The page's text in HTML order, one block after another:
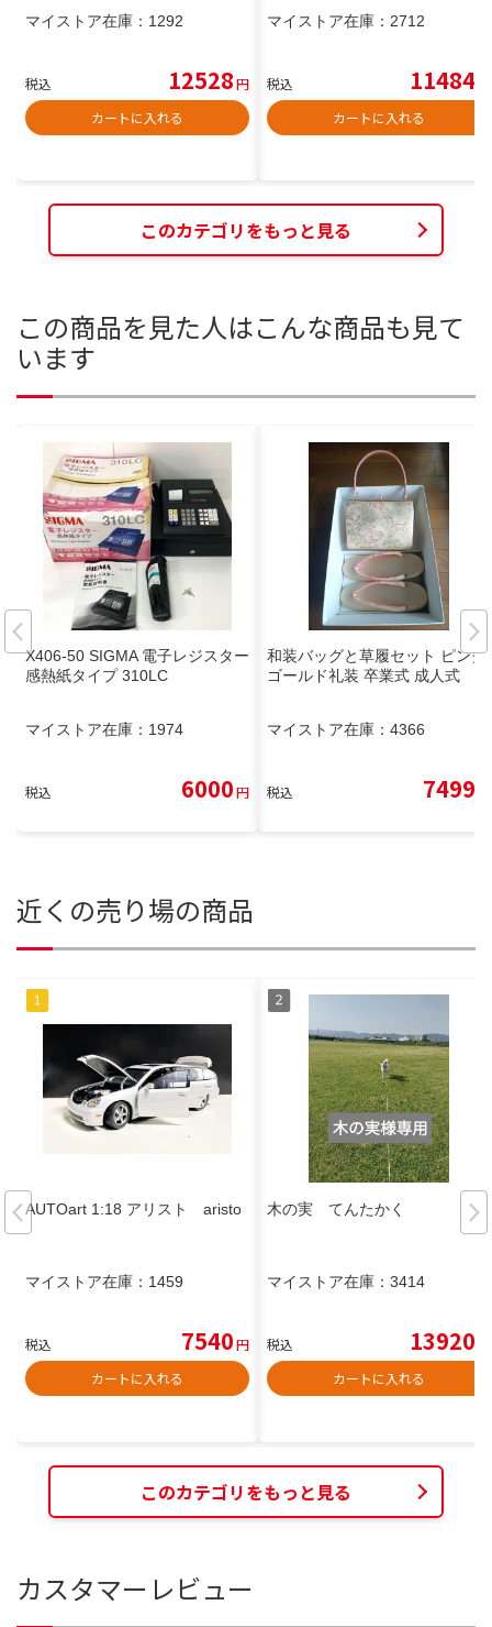
マイストア在庫： 1292
税込 12528円
カートに入れる
マイストア在庫： 2712
税込 11484
カートに入れる
このカテゴリをもっと見る
この商品を見た人はこんな商品も見て
います
X406-50 SIGMA 電子レジスター
感熱紙タイプ 310LC
マイストア在庫： 1974
税込 6000円
和装バッグと草履セット ピンク
ゴールド礼装 卒業式 成人式
マイストア在庫： 4366
税込 7499
近くの売り場の商品
AUTOart 1:18 アリスト aristo
マイストア在庫： 1459
税込 7540円
カートに入れる
木の実 てんたかく
マイストア在庫： 3414
税込 13920
カートに入れる
このカテゴリをもっと見る
カスタマーレビュー